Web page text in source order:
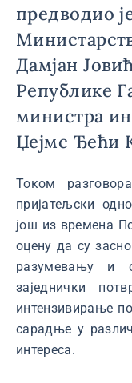
предводио
Дамјан
Републике
министра
Џејмс Ђећи
Током
пријатељски
још из времена
оцену да су
разумевању и
заједнички
интензивирање
сарадње у
интереса.